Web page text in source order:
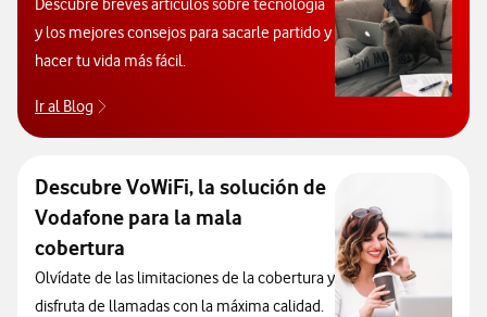
Descubre breves artículos sobre tecnología
y los mejores consejos para sacarle partido y
hacer tu vida más fácil.
Ir al Blog
Descubre VoWiFi, la solución de
Vodafone para la mala
cobertura
Olvídate de las limitaciones de la cobertura y
disfruta de llamadas con la máxima calidad.